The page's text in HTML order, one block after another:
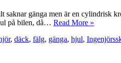
gänga men är en cylindrisk
på bilen, då… Read More »
, däck, fälg, gänga, hjul,